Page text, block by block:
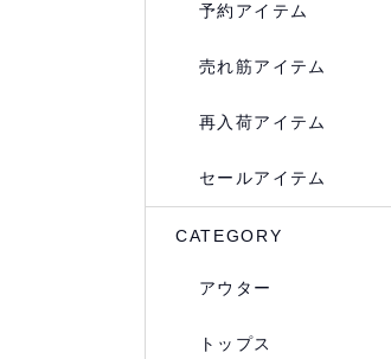
予約アイテム
売れ筋アイテム
再入荷アイテム
セールアイテム
CATEGORY
アウター
トップス